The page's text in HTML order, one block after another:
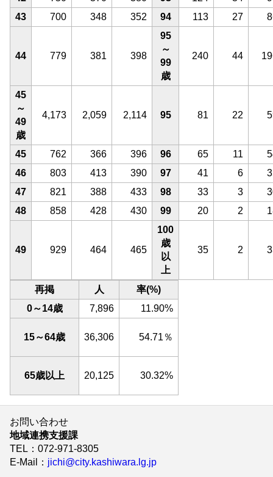
43
700 348 352 94 113 27
44 779 381 398
95
～
99
歳
240 44
45
～
49
歳
4,173 2,059 2,114 95 81 22
45 762 366 396 96 65 11
46
803 413 390 97 41 6
47
821 388 433 98 33 3
48
858 428 430 99 20 2
49 929 464 465
100
歳
以
上
35 2
再掲 人
率(%)
0～14歳
7,896 11.90%
15～64歳 36,306 54.71％
65歳以上 20,125 30.32%
お問い合わせ
地域連携支援課
TEL ：072-971-8305
E-Mail
： jichi@city.kashiwara.lg.jp